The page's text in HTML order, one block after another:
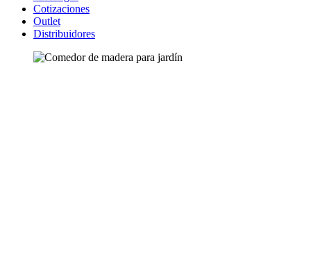
Cotizaciones
Outlet
Distribuidores